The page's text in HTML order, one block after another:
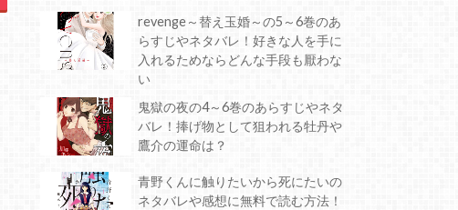
revenge～替え玉婚～の5～6巻のあ
らすじやネタバレ！好きな人を手に
入れるためならどんな手段も厭わな
い
鬼獄の夜の4～6巻のあらすじやネタ
バレ！捧げ物として狙われる牡丹や
鷹介の運命は？
青野くんに触りたいから死にたいの
ネタバレや感想に無料で読む方法！